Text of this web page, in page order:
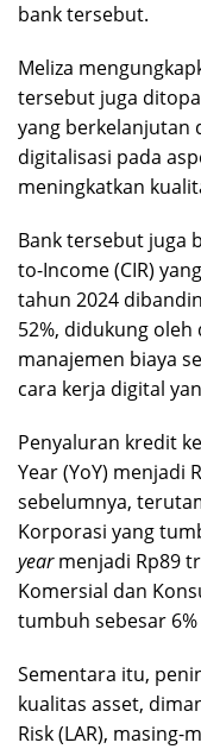
bank tersebut.
Meliza
tersebut juga
yang berkelanjutan
digitalisasi pada
meningkatkan
Bank tersebut juga
to-Income (CIR)
tahun 2024
52%, didukung
manajemen biaya
cara kerja digital
Penyaluran kredit
Year (YoY) menjadi
sebelumnya,
Korporasi yang
yearmenjadi Rp89
Komersial dan
tumbuh sebesar 6%
Sementara itu,
kualitas asset,
Risk (LAR), masing-